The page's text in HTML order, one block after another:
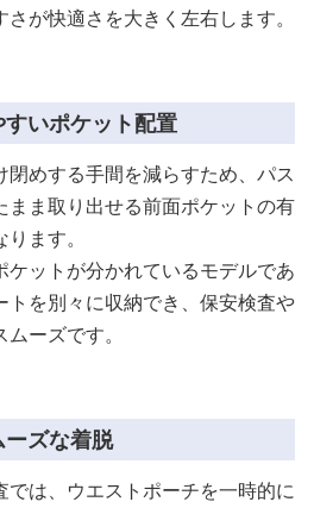
が快適さを大きく左右します。
いポケット配置
めする手間を減らすため、パス
まま取り出せる前面ポケットの有
ます。
ケットが分かれているモデルであ
トを別々に収納でき、保安検査や
ーズです。
ズな着脱
では、ウエストポーチを一時的に